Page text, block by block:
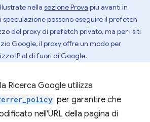
nella sezione Prova più avanti in
speculazione possono eseguire il prefetch
del proxy di prefetch privato, ma per i siti
Google, il proxy offre un modo per
IP al di fuori di Google.
Ricerca Google utilizza
per garantire che
nell'URL della pagina di